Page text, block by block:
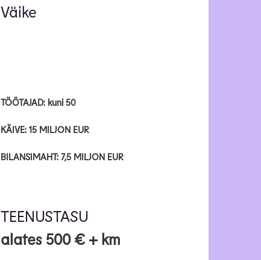
Väike
TÖÖTAJAD: kuni 50
KÄIVE: 15 MILJON EUR
BILANSIMAHT: 7,5 MILJON EUR
TEENUSTASU
alates 500 € + km